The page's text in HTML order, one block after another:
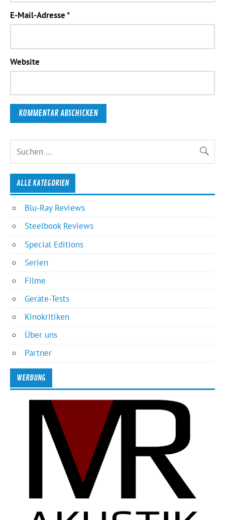
E-Mail-Adresse*
Website
ALLE KATEGORIEN
Blu-Ray Reviews
Steelbook Reviews
Special Editions
Serien
Filme
Geräte-Tests
Kinokritiken
Über uns
Partner
WERBUNG